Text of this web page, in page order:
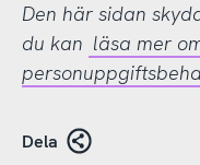
Den här sidan
du kan läsa mer
Dela